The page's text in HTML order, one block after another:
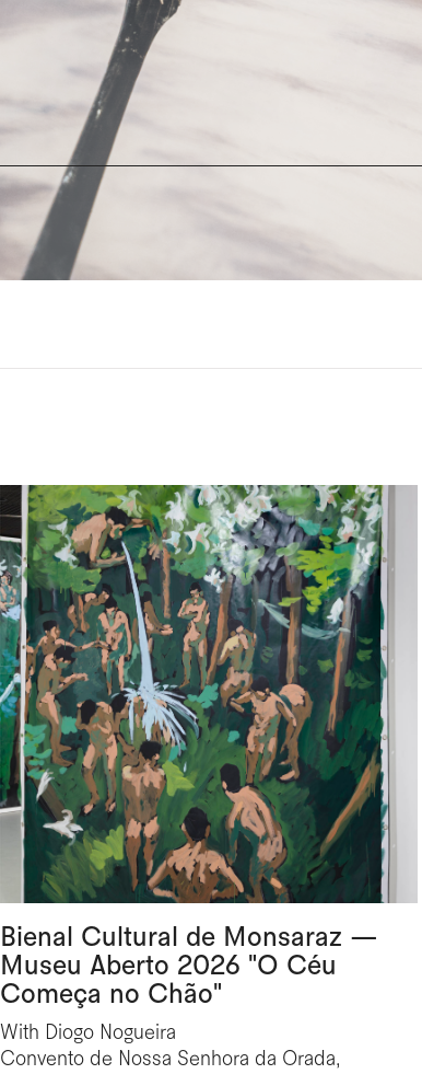
Bienal Cultural de Monsaraz —
Museu Aberto 2026 "O Céu
Começa no Chão"
With Diogo Nogueira
Convento de Nossa Senhora da Orada,